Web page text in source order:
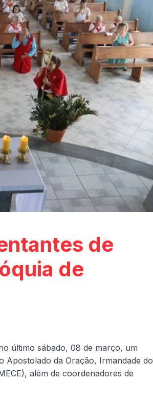
de
de
último sábado, 08 de março, um
Apostolado da Oração, Irmandade do
além de coordenadores de